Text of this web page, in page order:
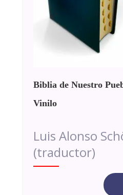
Biblia de Nuestro
Vinilo
Luis Alonso
(traductor)